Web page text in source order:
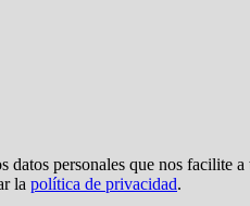
personales que nos facilite
la política de privacidad.